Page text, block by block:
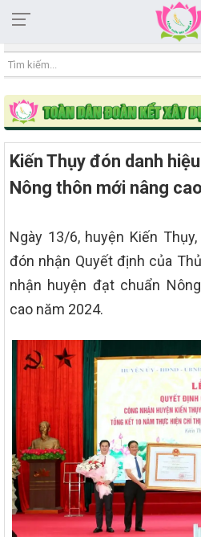
12:40:39 09/08/2026
Kiến Thụy đón danh
Nông thôn mới nâng
Ngày 13/6, huyện Kiến
đón nhận Quyết định của
nhận huyện đạt chuẩn
cao năm 2024.